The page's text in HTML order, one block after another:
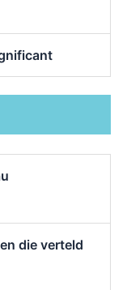
die verteld